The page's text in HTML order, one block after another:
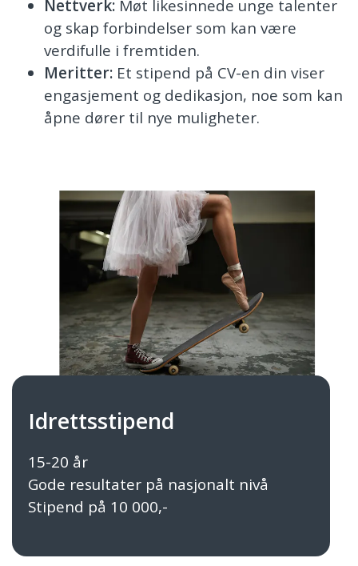
Nettverk: Møt likesinnede unge talenter
og skap forbindelser som kan være
verdifulle i fremtiden.
Meritter: Et stipend på CV-en din viser
engasjement og dedikasjon, noe som kan
åpne dører til nye muligheter.
Idrettsstipend
15-20 år
Gode resultater på nasjonalt nivå
Stipend på 10 000,-